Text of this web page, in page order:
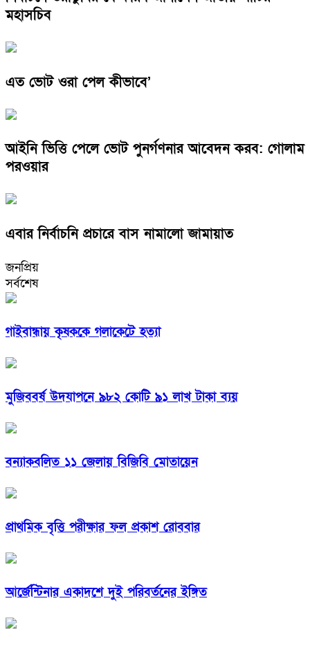
মহাসচিব
এত ভোট ওরা পেল কীভাবে’
আইনি ভিত্তি পেলে ভোট পুনর্গণনার আবেদন করব: গোলাম
পরওয়ার
এবার নির্বাচনি প্রচারে বাস নামালো জামায়াত
জনপ্রিয়
সর্বশেষ
গাইবান্ধায় কৃষককে গলাকেটে হত্যা
মুজিববর্ষ উদযাপনে ৯৮২ কোটি ৯১ লাখ টাকা ব্যয়
বন্যাকবলিত ১১ জেলায় বিজিবি মোতায়েন
প্রাথমিক বৃত্তি পরীক্ষার ফল প্রকাশ রোববার
আর্জেন্টিনার একাদশে দুই পরিবর্তনের ইঙ্গিত